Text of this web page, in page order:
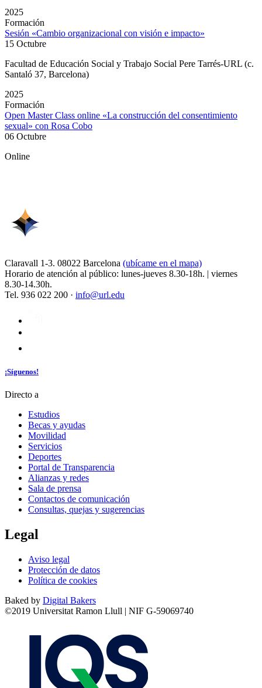
2025
Formación
Sesión «Cambio organizacional con visión e impacto»
15 Octubre
Facultad de Educación Social y Trabajo Social Pere Tarrés-URL (c.
Santaló 37, Barcelona)
2025
Formación
Open Master Class online «La construcción del consentimiento
sexual» con Rosa Cobo
06 Octubre
Online
Claravall 1-3. 08022 Barcelona (ubícame en el mapa)
Horario de atención al público: lunes-jueves 8.30-18h. | viernes
8.30-14.30h.
Tel. 936 022 200 · info@url.edu
¡Síguenos!
Directo a
Estudios
Becas y ayudas
Movilidad
Servicios
Deportes
Portal de Transparencia
Alianzas y redes
Sala de prensa
Contactos de comunicación
Consultas, quejas y sugerencias
Legal
Aviso legal
Protección de datos
Política de cookies
Baked by Digital Bakers
©2019 Universitat Ramon Llull | NIF G-59069740